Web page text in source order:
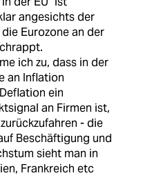
angesichts der
Eurozone an der
ich zu, dass in der
an Inflation
ein
an Firmen ist,
- die
Beschäftigung und
sieht man in
Frankreich etc